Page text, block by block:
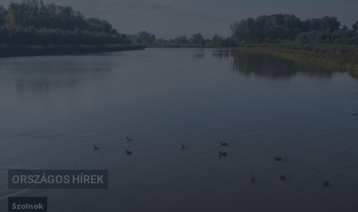
ORSZÁGOS HÍREK
Szolnok